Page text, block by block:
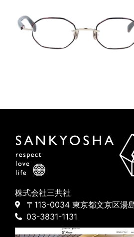
株式会社三共社
〒113-0034 東京都文京区湯
03-3831-1131